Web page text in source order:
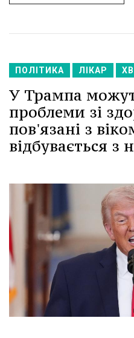
ПОЛІТИКА ЛІКАР
У Трампа
проблеми зі
пов'язані з
відбувається з